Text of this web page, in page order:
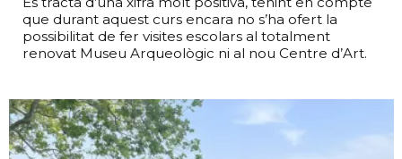
que durant aquest curs encara no s’ha ofert la
possibilitat de fer visites escolars al totalment
renovat Museu Arqueològic ni al nou Centre d’Art.